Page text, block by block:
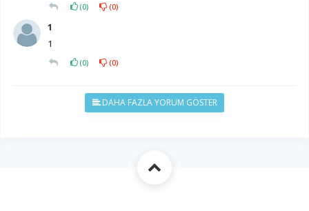
(0) (0)
1
1
(0) (0)
DAHA FAZLA YORUM GÖSTER